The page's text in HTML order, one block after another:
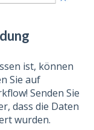
ist, können
Sie auf
Senden Sie
dass die Daten
wurden.